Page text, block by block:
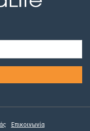
Επικοινωνία